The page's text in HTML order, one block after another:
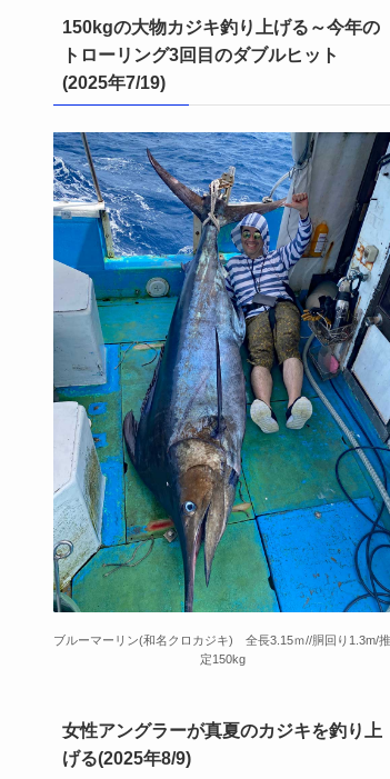
150kgの大物カジキ釣り上げる～今年の
トローリング3回目のダブルヒット
(2025年7/19)
ブルーマーリン(和名クロカジキ) 全長3.15ｍ//胴回り1.3m/推
定150kg
女性アングラーが真夏のカジキを釣り上
げる(2025年8/9)